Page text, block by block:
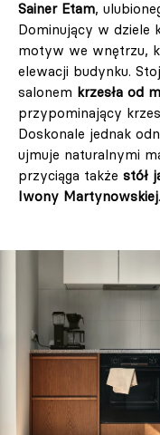
Sainer Etam,
Dominujący w dziele
motyw we wnętrzu,
elewacji budynku.
salonem krzesła od
przypominający
Doskonale jednak
ujmuje naturalnymi
przyciąga także stół
Iwony Martynowskiej.